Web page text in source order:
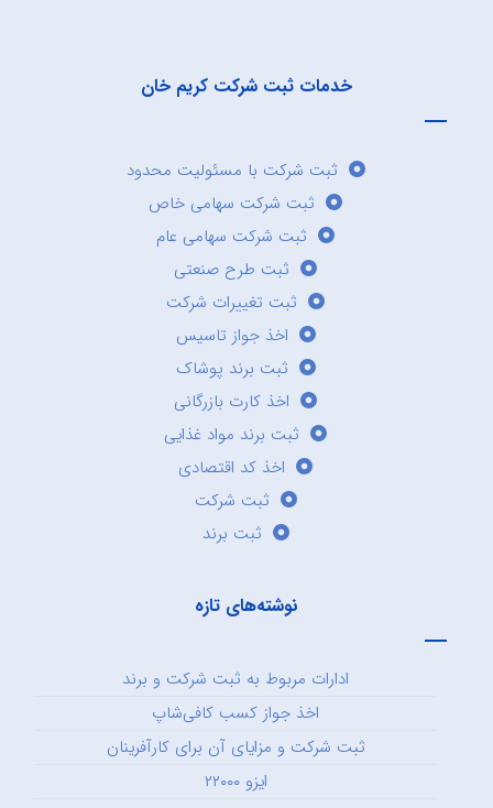
خدمات ثبت شرکت کریم خان
ثبت شرکت با مسئولیت محدود
ثبت شرکت سهامی خاص
ثبت شرکت سهامی عام
ثبت طرح صنعتی
ثبت تغییرات شرکت
اخذ جواز تاسیس
ثبت برند پوشاک
اخذ کارت بازرگانی
ثبت برند مواد غذایی
اخذ کد اقتصادی
ثبت شرکت
ثبت برند
نوشته‌های تازه
ادارات مربوط به ثبت شرکت و برند
اخذ جواز کسب کافی‌شاپ
ثبت شرکت و مزایای آن برای کارآفرینان
ایزو ۲۲۰۰۰